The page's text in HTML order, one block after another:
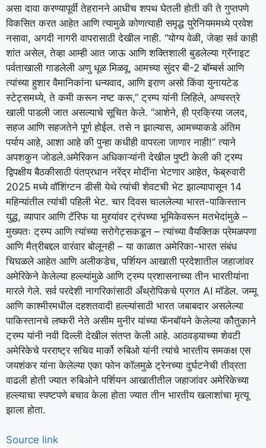
असा दावा करण्यापूर्वी तेहरानने आधीच शपथ घेतली होती की ते गुप्तपणे
विकसित करत आहेत आणि त्यामुळे कोणत्याही समृद्ध युरेनियममध्ये प्रवेश
नसावा, अगदी नागरी वापरासाठी देखील नाही. “योग्य वेळी, जेव्हा सर्व काही
शांत असेल, तेव्हा आम्ही आत जाऊ आणि शक्तिशाली बुडलेल्या ग्रॅनाइट
पर्वताखाली गाडलेली अणु धूळ मिळवू, आमच्या सुंदर बी-2 बॉम्बर्स आणि
त्यांच्या हुशार वैमानिकांना धन्यवाद, आणि इराण असो किंवा युनायटेड
स्टेट्समध्ये, ते कमी करून नष्ट करू,” ट्रम्प यांनी लिहिले, अण्वस्त्रे
खाली पाडली जात असल्याचे सूचित केले. “आशेने, ही प्रक्रिया जलद,
सहज आणि सहजतेने पूर्ण होईल. तसे न झाल्यास, आमच्याकडे अंतिम
पर्याय आहे, आशा आहे की पुन्हा कधीही वापरला जाणार नाही!” त्याने
अपशकुन जोडले.अमेरिकन अधिकाऱ्यांनी देखील पुष्टी केली की ट्रम्प
द्विपक्षीय बैठकीसाठी पंतप्रधान नरेंद्र मोदींना भेटणार आहेत, फेब्रुवारी
2025 मध्ये वॉशिंग्टन डीसी येथे त्यांची शेवटची भेट झाल्यापासून 14
महिन्यांतील त्यांची पहिली भेट.चार दिवस चाललेल्या भारत-पाकिस्तान
युद्ध, व्यापार आणि टॅरिफ या मुद्द्यांवर ट्रंपच्या भूमिकेवरून मतभेदांमुळे –
मुख्यतः ट्रम्प आणि त्यांच्या सरोगेट्सकडून – त्यांच्या वैयक्तिक प्रेमळपणा
आणि मैत्रीबद्दल वारंवार बोलूनही – या काळात अमेरिका-भारत संबंध
चिघळले आहेत आणि अलीकडेच, पर्शियन आखाती प्रदेशातील जहाजांवर
अमेरिकेने केलेल्या हल्ल्यांमुळे आणि ट्रम्प प्रशासनाच्या तीन भारतीयांना
मारले गेले. सर्व परदेशी नागरिकांसाठी अँथ्रोपिकचे प्रगत AI मॉडेल. जम्मू
आणि काश्मीरमधील दहशतवादी हल्ल्यांसाठी भारत जबाबदार असलेल्या
पाकिस्तानचे लष्करी नेते असीम मुनीर यांच्या फॅनबॉयने केलेल्या कौतुकाने
ट्रम्प यांनी नवी दिल्ली देखील संतप्त केली आहे. आठवड्याच्या शेवटी
अमेरिकेचे परराष्ट्र सचिव मार्को रुबिओ यांनी त्यांचे भारतीय समकक्ष एस
जयशंकर यांना केलेल्या एका फोन कॉलमुळे ट्रेनच्या दुर्घटनेची तीव्रता
वाढली होती ज्यात रुबिओने पर्शियन आखातीतील जहाजांवर अमेरिकेच्या
हल्ल्याचा स्पष्टपणे बचाव केला होता ज्यात तीन भारतीय खलाशांचा मृत्यू
झाला होता.
Source link